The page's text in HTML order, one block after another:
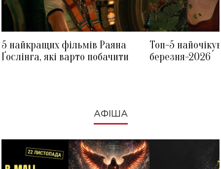
5 найкращих фільмів Раяна
Ґослінга, які варто побачити
Топ-5
березня-2026
АФІША